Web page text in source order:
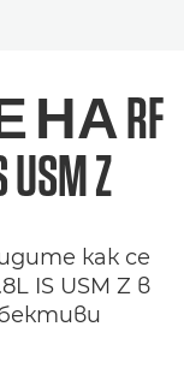
НАRF
Z
как се
IS USM Z в